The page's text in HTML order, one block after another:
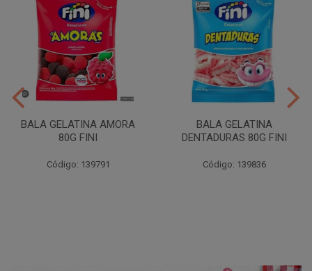
BALA GELATINA AMORA
80G FINI
Código: 139791
BALA GELATINA
DENTADURAS 80G FINI
Código: 139836